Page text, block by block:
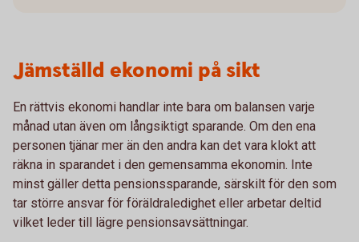
Jämställd ekonomi på sikt
En rättvis ekonomi handlar inte bara om balansen varje
månad utan även om långsiktigt sparande. Om den ena
personen tjänar mer än den andra kan det vara klokt att
räkna in sparandet i den gemensamma ekonomin. Inte
minst gäller detta pensionssparande, särskilt för den som
tar större ansvar för föräldraledighet eller arbetar deltid
vilket leder till lägre pensionsavsättningar.